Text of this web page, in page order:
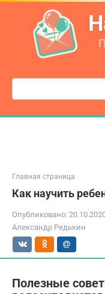
Перейти
контенту
Поиск:
Главная страница
Как научить
Опубликовано:
Александр Редькин
Полезные